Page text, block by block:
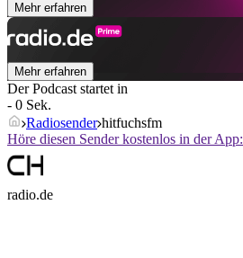
Mehr erfahren
Mehr erfahren
Der Podcast startet in
- 0 Sek.
Radiosender hitfuchsfm
Höre diesen Sender kostenlos in der App:
radio.de